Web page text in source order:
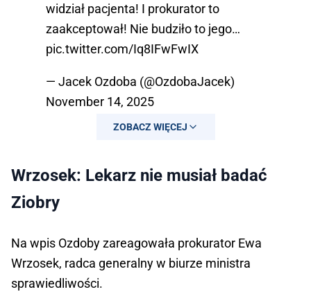
widział pacjenta! I prokurator to
zaakceptował! Nie budziło to jego…
pic.twitter.com/Iq8IFwFwIX
— Jacek Ozdoba (@OzdobaJacek)
November 14, 2025
ZOBACZ WIĘCEJ
Wrzosek: Lekarz nie musiał badać
Ziobry
Na wpis Ozdoby zareagowała prokurator Ewa
Wrzosek, radca generalny w biurze ministra
sprawiedliwości.